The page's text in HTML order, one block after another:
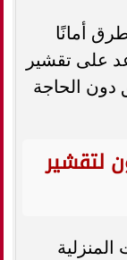
أمانًا
على تقشير
دون الحاجة
لتقشير